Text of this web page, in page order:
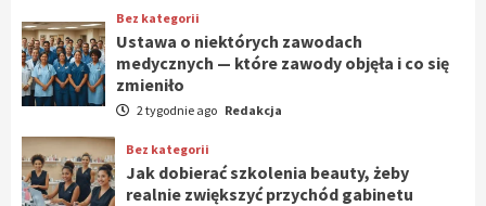
Bez kategorii
Ustawa o niektórych zawodach
medycznych — które zawody objęła i co się
zmieniło
2 tygodnie ago Redakcja
Bez kategorii
Jak dobierać szkolenia beauty, żeby
realnie zwiększyć przychód gabinetu